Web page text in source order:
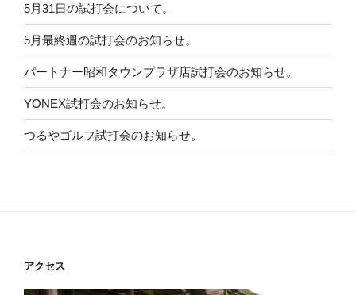
5月31日の試打会について。
5月最終週の試打会のお知らせ。
パートナー昭和タウンプラザ店試打会のお知らせ。
YONEX試打会のお知らせ。
つるやゴルフ試打会のお知らせ。
アクセス